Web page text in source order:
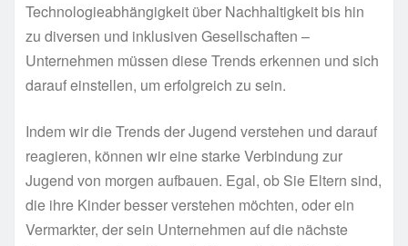
Technologieabhängigkeit über Nachhaltigkeit bis hin
zu diversen und inklusiven Gesellschaften –
Unternehmen müssen diese Trends erkennen und sich
darauf einstellen, um erfolgreich zu sein.
Indem wir die Trends der Jugend verstehen und darauf
reagieren, können wir eine starke Verbindung zur
Jugend von morgen aufbauen. Egal, ob Sie Eltern sind,
die ihre Kinder besser verstehen möchten, oder ein
Vermarkter, der sein Unternehmen auf die nächste